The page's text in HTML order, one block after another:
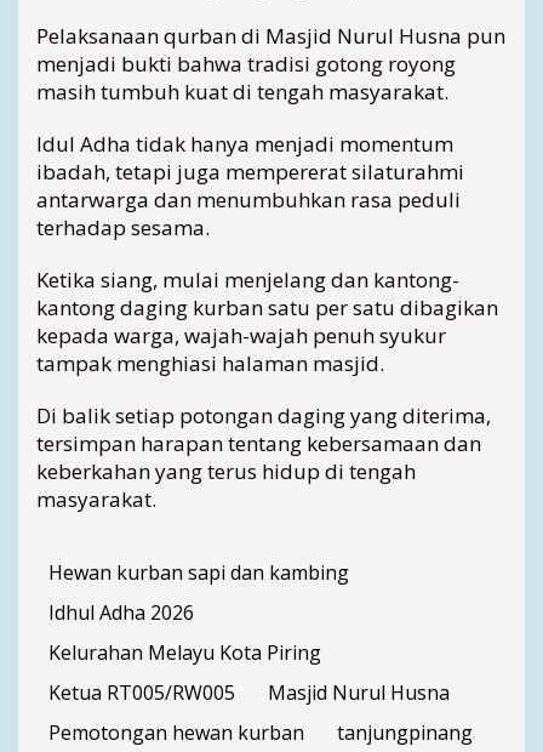
Pelaksanaan qurban di Masjid Nurul Husna pun
menjadi bukti bahwa tradisi gotong royong
masih tumbuh kuat di tengah masyarakat.
Idul Adha tidak hanya menjadi momentum
ibadah, tetapi juga mempererat silaturahmi
antarwarga dan menumbuhkan rasa peduli
terhadap sesama.
Ketika siang, mulai menjelang dan kantong-
kantong daging kurban satu per satu dibagikan
kepada warga, wajah-wajah penuh syukur
tampak menghiasi halaman masjid.
Di balik setiap potongan daging yang diterima,
tersimpan harapan tentang kebersamaan dan
keberkahan yang terus hidup di tengah
masyarakat.
Hewan kurban sapi dan kambing
Idhul Adha 2026
Kelurahan Melayu Kota Piring
Ketua RT005/RW005
Masjid Nurul Husna
Pemotongan hewan kurban
tanjungpinang